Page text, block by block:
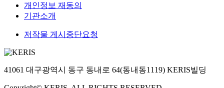
개인정보 재동의
기관소개
저작물 게시중단요청
41061 대구광역시 동구 동내로 64(동내동1119) KERIS빌딩